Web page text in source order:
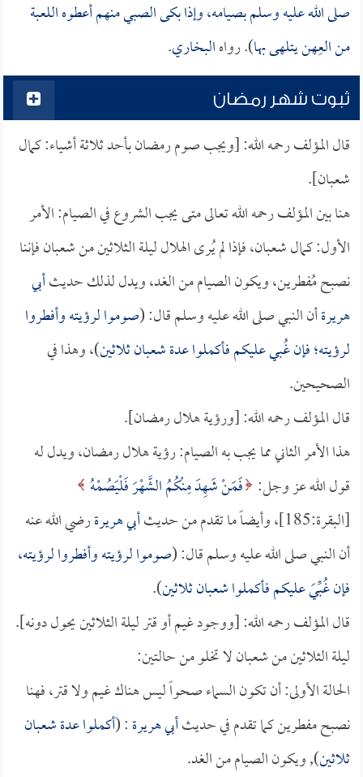
صلى الله عليه وسلم بصيامه، وإذا بكى الصبي منهم أعطوه اللعبة
من العِهن يتلهى بها). رواهالبخاري.
ثبوت شهر رمضان
قال المؤلف رحمه الله: [ويجب صوم رمضان بأحد ثلاثة أشياء: كمال
شعبان].
هنا بين المؤلف رحمه الله تعالى متى يجب الشروع في الصيام: الأمر
الأول: كمال شعبان، فإذا لم يُرى الهلال ليلة الثلاثين من شعبان فإننا
نصبح مُفطرين، ويكون الصيام من الغد، ويدل لذلك حديثأبي
هريرةأن النبي صلى الله عليه وسلم قال: (صوموا لرؤيته وأفطروا
لرؤيته؛ فإن غُبي عليكم فأكملوا عدة شعبان ثلاثين)، وهذا في
الصحيحين.
قال المؤلف رحمه الله: [ورؤية هلال رمضان].
هذا الأمر الثاني مما يجب به الصيام: رؤية هلال رمضان، ويدل له
قول الله عز وجل: فَمَنْ شَهِدَ مِنْكُمُ الشَّهْرَ فَلْيَصُمْهُ
[البقرة:185]، وأيضاً ما تقدم من حديث
أبي هريرةرضي الله عنه
أن النبي صلى الله عليه وسلم قال: (صوموا لرؤيته وأفطروا لرؤيته،
فإن غُبِّيَ عليكم فأكملوا شعبان ثلاثين).
قال المؤلف رحمه الله: [ووجود غيم أو قتر ليلة الثلاثين يحول دونه].
ليلة الثلاثين من شعبان لا تخلو من حالتين:
الحالة الأولى: أن تكون السماء صحواً ليس هناك غيم ولا قتر، فهنا
نصبح مفطرين كما تقدم في حديثأبي هريرة: (أكملوا عدة شعبان
ثلاثين), ويكون الصيام من الغد.